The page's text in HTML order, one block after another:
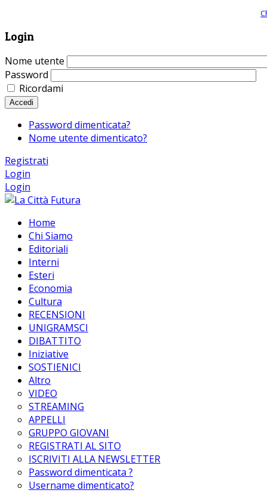
Login
Nome utente
Password
Ricordami
Accedi
Password dimenticata?
Nome utente dimenticato?
Registrati
Login
Login
Home
Chi Siamo
Editoriali
Interni
Esteri
Economia
Cultura
RECENSIONI
UNIGRAMSCI
DIBATTITO
Iniziative
SOSTIENICI
Altro
VIDEO
STREAMING
APPELLI
GRUPPO GIOVANI
REGISTRATI AL SITO
ISCRIVITI ALLA NEWSLETTER
Password dimenticata ?
Username dimenticato?